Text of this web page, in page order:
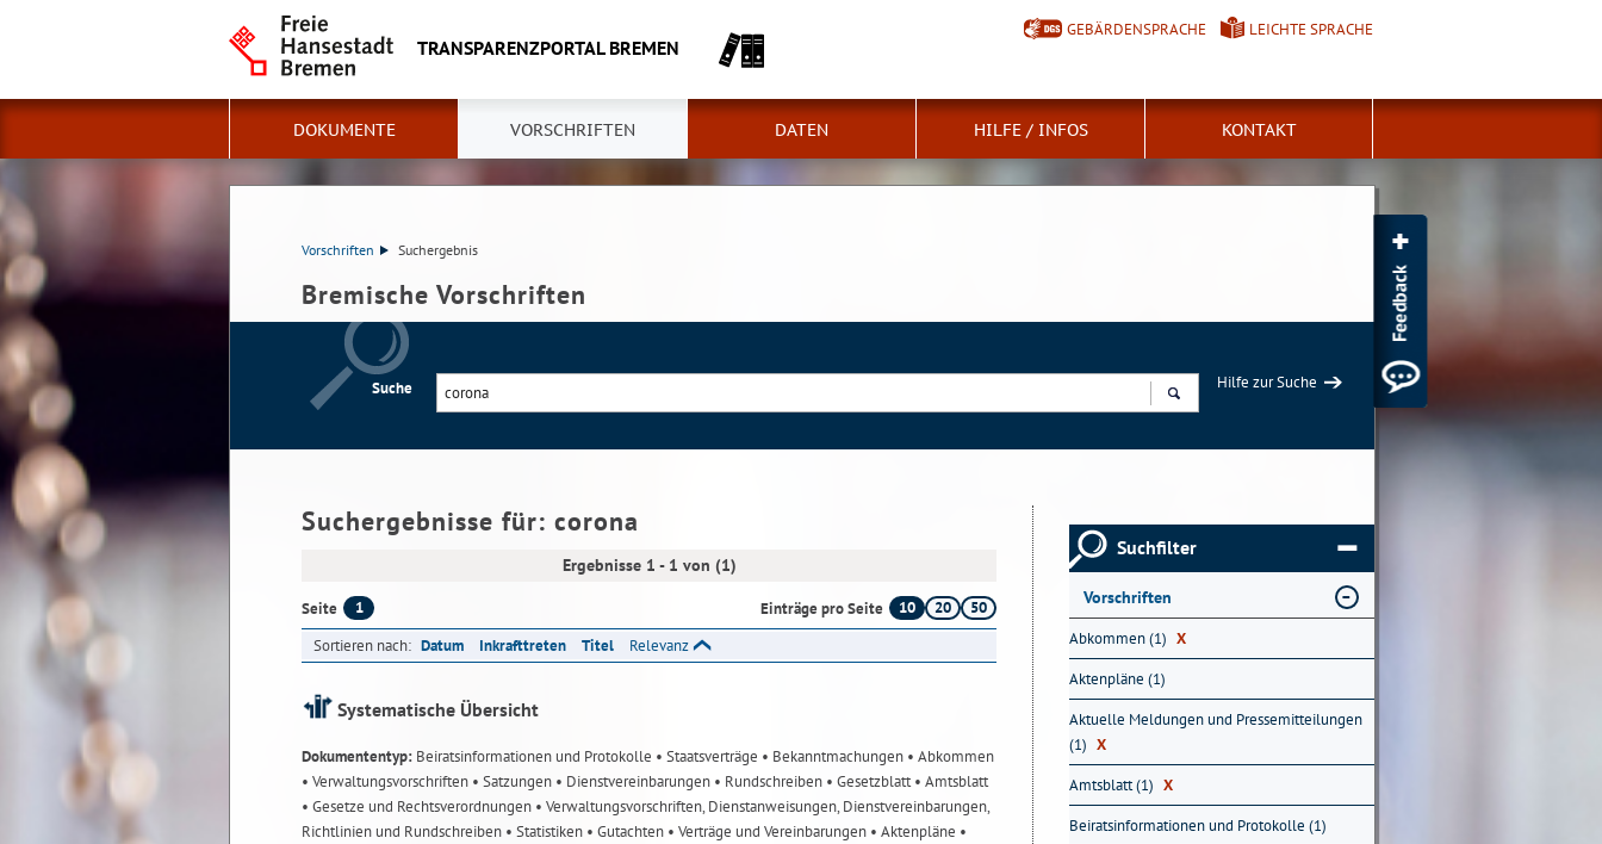
TRANSPARENZPORTAL BREMEN
GEBÄRDENSPRACHE LEICHTE SPRACHE
DOKUMENTE VORSCHRIFTEN DATEN HILFE / INFOS KONTAKT
Vorschriften Suchergebnis
Bremische Vorschriften
Suche
Hilfe zur Suche
Suchergebnisse für: corona
Ergebnisse 1 - 1 von (1)
Seite 1 Einträge pro Seite 10 20
50
Sortieren nach: Datum Inkrafttreten Titel Relevanz
Systematische Übersicht
Dokumententyp: Beiratsinformationen und Protokolle • Staatsverträge • Bekanntmachungen • Abkommen
• Verwaltungsvorschriften • Satzungen • Dienstvereinbarungen • Rundschreiben • Gesetzblatt• Amtsblatt
• Gesetze und Rechtsverordnungen • Verwaltungsvorschriften, Dienstanweisungen, Dienstvereinbarungen,
Richtlinien und Rundschreiben • Statistiken • Gutachten • Verträge und Vereinbarungen • Aktenpläne •
Suchfilter
Vorschriften
Abkommen (1) X
Aktenpläne (1)
Aktuelle Meldungen und Pressemitteilungen
(1) X
Amtsblatt (1) X
Beiratsinformationen und Protokolle (1)